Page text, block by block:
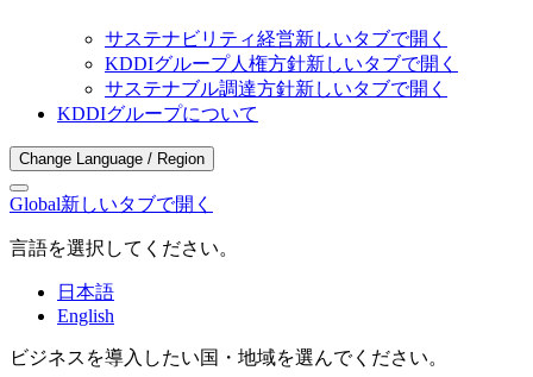
サステナビリティ経営新しいタブで開く
KDDIグループ人権方針新しいタブで開く
サステナブル調達方針新しいタブで開く
KDDIグループについて
Change Language / Region
Global新しいタブで開く
言語を選択してください。
日本語
English
ビジネスを導入したい国・地域を選んでください。